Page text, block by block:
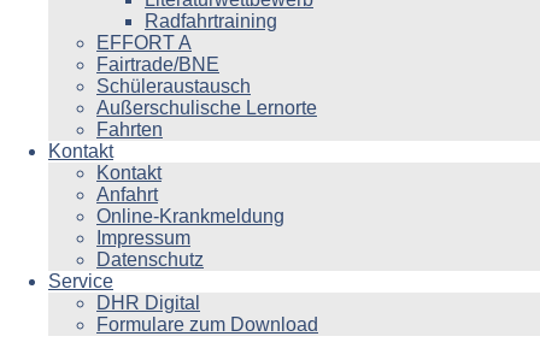
Radfahrtraining
EFFORT A
Fairtrade/BNE
Schüleraustausch
Außerschulische Lernorte
Fahrten
Kontakt
Kontakt
Anfahrt
Online-Krankmeldung
Impressum
Datenschutz
Service
DHR Digital
Formulare zum Download